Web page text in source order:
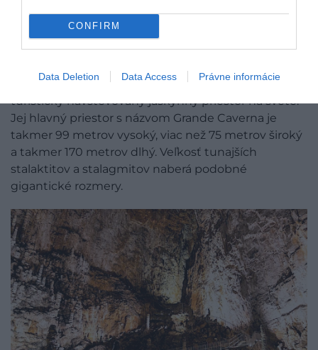
CONFIRM
Data Deletion Data Access Právne informácie
dnes pestuje viac vo vnútrozemí Talianska. Objaviť
môžete hneď vedľa ležiaci rozprávkový hrad
Miramare, z ktorého si určite fotkami zaplníte svoju
neobíďte ani Grotta Gigante. Táto jaskyňa je najväčší
turisticky navštevovaný jaskynný priestor na svete.
Jej hlavný priestor s názvom Grande Caverna je
takmer 99 metrov vysoký, viac než 75 metrov široký
a takmer 170 metrov dlhý. Veľkosť tunajších
stalaktitov a stalagmitov naberá podobné
gigantické rozmery.